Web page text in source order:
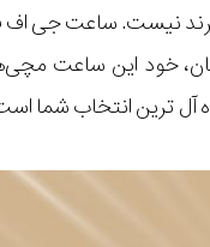
نیست. ساعت جی اف فره
خود این ساعت
آل ترین انتخاب شما